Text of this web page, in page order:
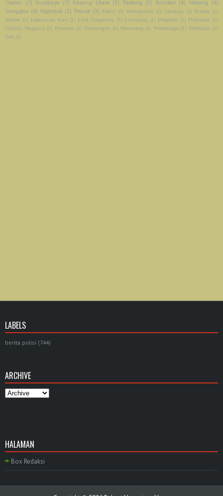
Ciamis (7) Surabaya (7) Kayong Utara (5) Padang (5) Kendari (4) Malang (4)
Sanggau (4) Nganjuk (3) Papua (3) Kediri (2) Mempawah (2) Salatiga (2) Brebes (1)
Jember (1) Kepulauan Riau (1) Kota Tangerang (1) Lumajang (1) Magetan (1) Makassar (1)
Maluku Tenggara (1) Pakistan (1) Pekalongan (1) Pemalang (1) Probolinggo (1) Sidoharjo (1)
Solo (1)
LABELS
berita polisi (744)
ARCHIVE
HALAMAN
Box Redaksi